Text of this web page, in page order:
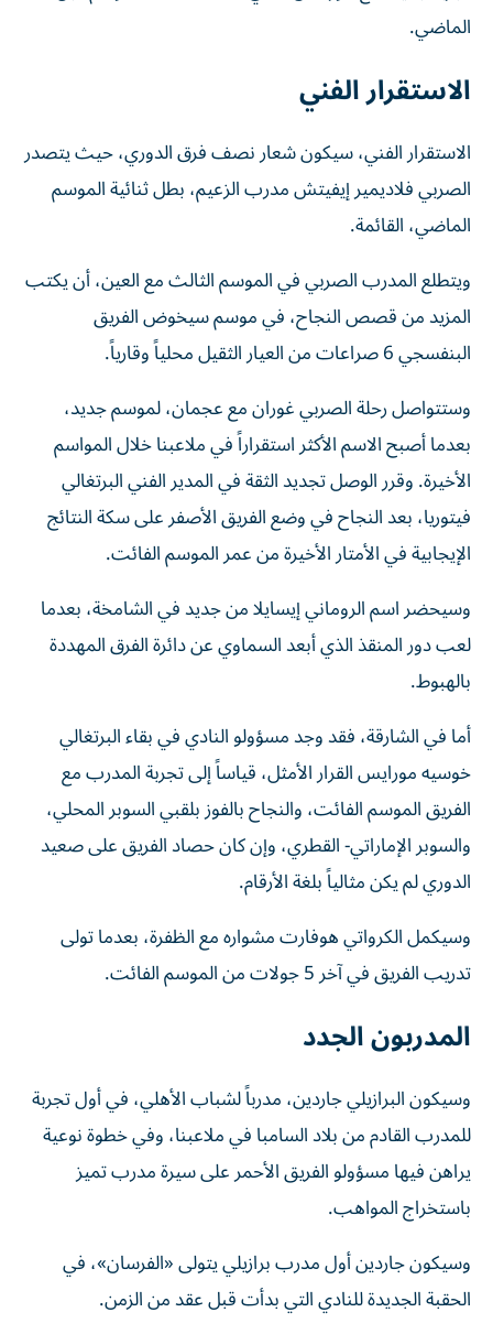
الماضي.
الاستقرار الفني
الاستقرار الفني، سيكون شعار نصف فرق الدوري، حيث يتصدر
الصربي فلاديمير إيفيتش مدرب الزعيم، بطل ثنائية الموسم
الماضي، القائمة.
ويتطلع المدرب الصربي في الموسم الثالث مع العين، أن يكتب
المزيد من قصص النجاح، في موسم سيخوض الفريق
البنفسجي 6 صراعات من العيار الثقيل محلياً وقارياً.
وستتواصل رحلة الصربي غوران مع عجمان، لموسم جديد،
بعدما أصبح الاسم الأكثر استقراراً في ملاعبنا خلال المواسم
الأخيرة. وقرر الوصل تجديد الثقة في المدير الفني البرتغالي
فيتوريا، بعد النجاح في وضع الفريق الأصفر على سكة النتائج
الإيجابية في الأمتار الأخيرة من عمر الموسم الفائت.
وسيحضر اسم الروماني إيسايلا من جديد في الشامخة، بعدما
لعب دور المنقذ الذي أبعد السماوي عن دائرة الفرق المهددة
بالهبوط.
أما في الشارقة، فقد وجد مسؤولو النادي في بقاء البرتغالي
خوسيه مورايس القرار الأمثل، قياساً إلى تجربة المدرب مع
الفريق الموسم الفائت، والنجاح بالفوز بلقبي السوبر المحلي،
والسوبر الإماراتي- القطري، وإن كان حصاد الفريق على صعيد
الدوري لم يكن مثالياً بلغة الأرقام.
وسيكمل الكرواتي هوفارت مشواره مع الظفرة، بعدما تولى
تدريب الفريق في آخر 5 جولات من الموسم الفائت.
المدربون الجدد
وسيكون البرازيلي جاردين، مدرباً لشباب الأهلي، في أول تجربة
للمدرب القادم من بلاد السامبا في ملاعبنا، وفي خطوة نوعية
يراهن فيها مسؤولو الفريق الأحمر على سيرة مدرب تميز
باستخراج المواهب.
وسيكون جاردين أول مدرب برازيلي يتولى «الفرسان»، في
الحقبة الجديدة للنادي التي بدأت قبل عقد من الزمن.